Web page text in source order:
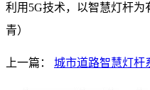
利用5G技术，以智慧灯杆
青）
上一篇： 城市道路智慧灯杆